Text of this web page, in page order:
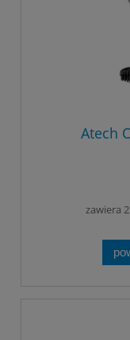
Atech
zawiera